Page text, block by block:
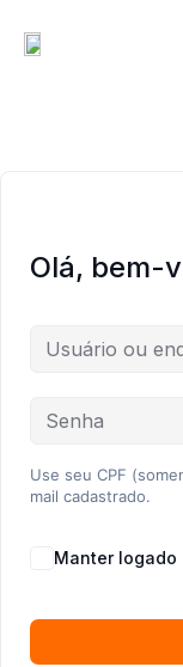
Olá, bem-
Use seu CPF
mail cadastrado.
Manter logado